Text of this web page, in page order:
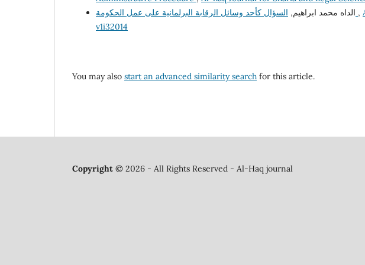
الداه محمد ابراهيم, ,
v1i32014
You may also start an advanced similarity search for this article.
Copyright © 2026 - All Rights Reserved - Al-Haq journal